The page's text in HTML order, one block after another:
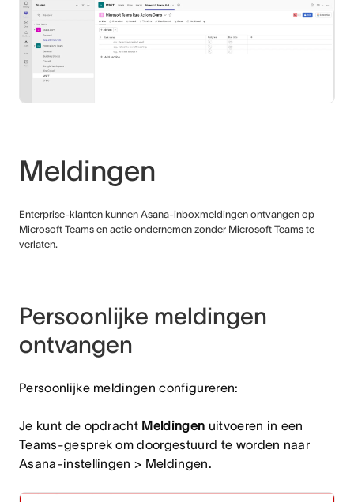
Meldingen
Enterprise-klanten kunnen Asana-inboxmeldingen ontvangen op
Microsoft Teams en actie ondernemen zonder Microsoft Teams te
verlaten.
Persoonlijke meldingen
ontvangen
Persoonlijke meldingen configureren:
Je kunt de opdracht Meldingen uitvoeren in een
Teams-gesprek om doorgestuurd te worden naar
Asana-instellingen > Meldingen.